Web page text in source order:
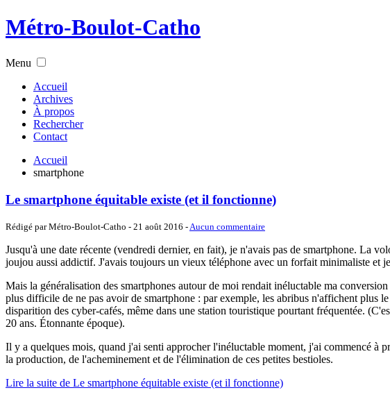
Métro-Boulot-Catho
Menu
Accueil
Archives
À propos
Rechercher
Contact
Accueil
smartphone
Le smartphone équitable existe (et il fonctionne)
Rédigé par Métro-Boulot-Catho - 21 août 2016 -Aucun commentaire
Jusqu'à une date récente (vendredi dernier, en fait), je n'avais pas de smartphone. La
joujou aussi addictif. J'avais toujours un vieux téléphone avec un forfait minimaliste et
Mais la généralisation des smartphones autour de moi rendait inéluctable ma
plus difficile de ne pas avoir de smartphone : par exemple, les abribus n'affichent plus
disparition des cyber-cafés, même dans une station touristique pourtant fréquentée.
20 ans. Étonnante époque).
Il y a quelques mois, quand j'ai senti approcher l'inéluctable moment, j'ai commencé à
la production, de l'acheminement et de l'élimination de ces petites bestioles.
Lire la suite de Le smartphone équitable existe (et il fonctionne)